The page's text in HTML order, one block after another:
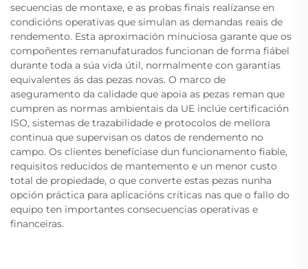
secuencias de montaxe, e as probas finais realízanse en
condicións operativas que simulan as demandas reais de
rendemento. Esta aproximación minuciosa garante que os
compoñentes remanufaturados funcionan de forma fiábel
durante toda a súa vida útil, normalmente con garantías
equivalentes ás das pezas novas. O marco de
aseguramento da calidade que apoia as pezas reman que
cumpren as normas ambientais da UE inclúe certificación
ISO, sistemas de trazabilidade e protocolos de mellora
continua que supervisan os datos de rendemento no
campo. Os clientes benefíciase dun funcionamento fiable,
requisitos reducidos de mantemento e un menor custo
total de propiedade, o que converte estas pezas nunha
opción práctica para aplicacións críticas nas que o fallo do
equipo ten importantes consecuencias operativas e
financeiras.